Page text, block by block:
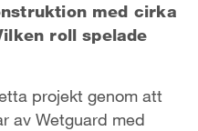
med cirka
roll spelade
projekt genom att
av Wetguard med